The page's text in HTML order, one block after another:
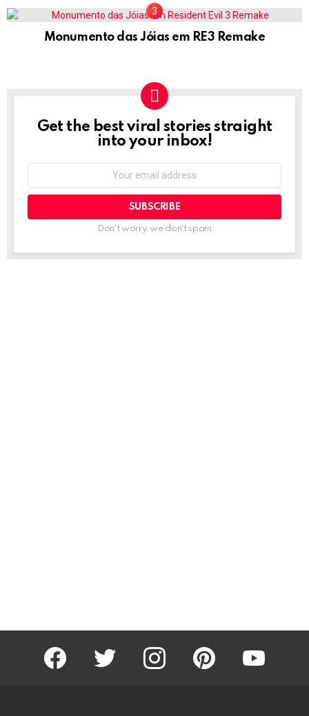
Monumento das Jóias em RE3 Remake
NEWSLETTER
Get the best viral stories straight
into your inbox!
Don't worry, we don't spam
facebook twitter instagram pinterest youtube